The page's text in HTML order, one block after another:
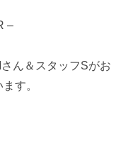
–
ん＆スタッフSがお
す。